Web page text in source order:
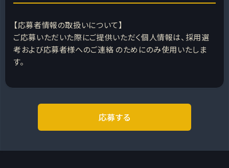
【応募者情報の取扱いについて】
ご応募いただいた際にご提供いただく個人情報は、採用選
考および応募者様へのご連絡 のためにのみ使用いたしま
す。
応募する